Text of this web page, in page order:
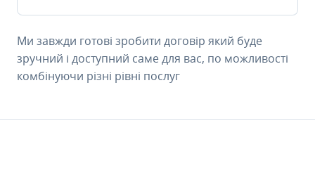
Ми завжди готові зробити договір який буде
зручний і доступний саме для вас, по можливості
комбінуючи різні рівні послуг